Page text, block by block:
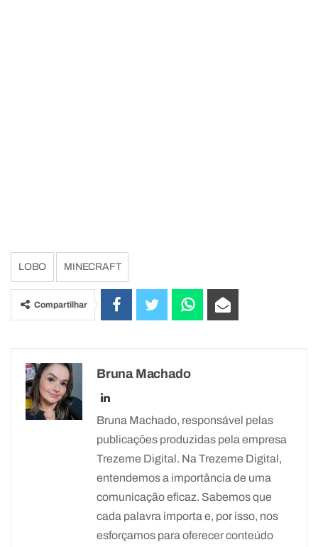
LOBO MINECRAFT
Compartilhar
Bruna Machado
Bruna Machado, responsável pelas
publicações produzidas pela empresa
Trezeme Digital. Na Trezeme Digital,
entendemos a importância de uma
comunicação eficaz. Sabemos que
cada palavra importa e, por isso, nos
esforçamos para oferecer conteúdo